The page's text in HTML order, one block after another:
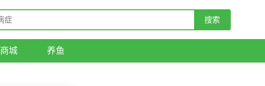
商城 养鱼